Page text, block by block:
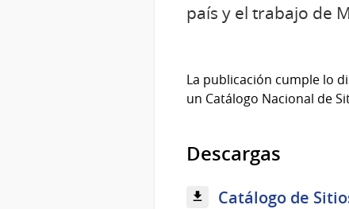
país y el trabajo de
La publicación cumple lo
un Catálogo Nacional de
Descargas
Catálogo de